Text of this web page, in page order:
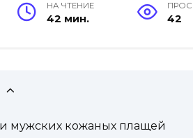
НА ЧТЕНИЕ
42 мин. 42
мужских кожаных плащей